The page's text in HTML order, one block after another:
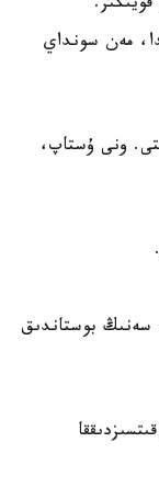
مەن سونداي
ونى ۇستاپ،
بوستاندىق